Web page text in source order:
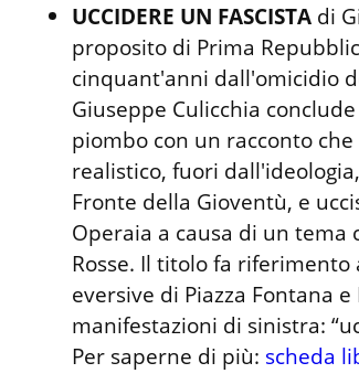
UCCIDERE UN FASCISTA di
proposito di Prima
cinquant'anni dall'omicidio
Giuseppe Culicchia
piombo con un racconto
realistico, fuori
Fronte della Gioventù, e
Operaia a causa di un tema
Rosse. Il titolo fa riferimento
eversive di Piazza Fontana
manifestazioni di sinistra:
Per saperne di più: scheda